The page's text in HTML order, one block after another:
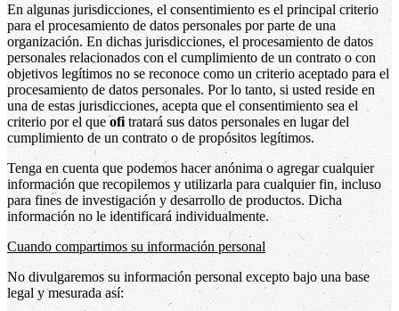
En algunas jurisdicciones, el consentimiento es el principal criterio
para el procesamiento de datos personales por parte de una
organización. En dichas jurisdicciones, el procesamiento de datos
personales relacionados con el cumplimiento de un contrato o con
objetivos legítimos no se reconoce como un criterio aceptado para el
procesamiento de datos personales. Por lo tanto, si usted reside en
una de estas jurisdicciones, acepta que el consentimiento sea el
criterio por el queofi tratará sus datos personales en lugar del
cumplimiento de un contrato o de propósitos legítimos.
Tenga en cuenta que podemos hacer anónima o agregar cualquier
información que recopilemos y utilizarla para cualquier fin, incluso
para fines de investigación y desarrollo de productos. Dicha
información no le identificará individualmente.
Cuando compartimos su información personal
No divulgaremos su información personal excepto bajo una base
legal y mesurada así: